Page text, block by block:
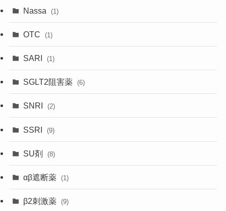
Nassa (1)
OTC (1)
SARI (1)
SGLT2阻害薬 (6)
SNRI (2)
SSRI (9)
SU剤 (8)
αβ遮断薬 (1)
β2刺激薬 (9)